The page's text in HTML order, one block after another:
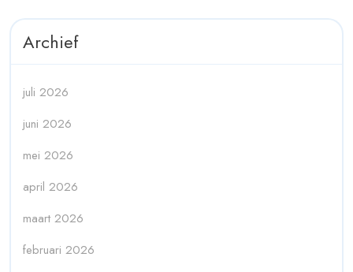
Archief
juli 2026
juni 2026
mei 2026
april 2026
maart 2026
februari 2026